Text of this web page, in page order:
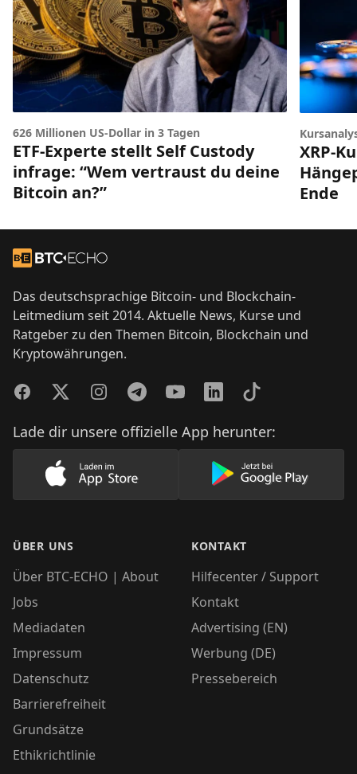
626 Millionen US-Dollar in 3 Tagen
ETF-Experte stellt Self Custody
infrage: “Wem vertraust du deine
Bitcoin an?”
XRP-
Ende
Zur Startseite
Das deutschsprachige Bitcoin- und Blockchain-
Leitmedium seit 2014. Aktuelle News, Kurse und
Ratgeber zu den Themen Bitcoin, Blockchain und
Kryptowährungen.
FacebookTwitterInstagramTelegramYouTubeLinkedInTikTok
Lade dir unsere offizielle App herunter:
Lade unsere App im AppStore herunter
Lade unsere
ÜBER UNS
Über BTC-ECHO | About
Jobs
Mediadaten
Impressum
Datenschutz
Barrierefreiheit
Grundsätze
Ethikrichtlinie
KONTAKT
Hilfecenter / Support
Kontakt
Advertising (EN)
Werbung (DE)
Pressebereich